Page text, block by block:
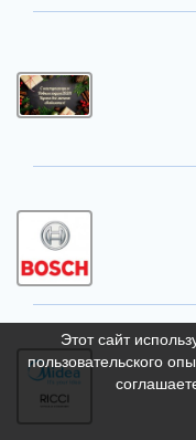
Этот сайт
пользовательского